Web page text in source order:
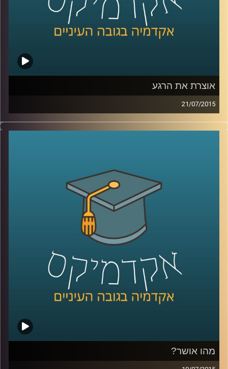
קרדיט תמונות:AudioVersity
אוצרת את הרגע
21/07/2015
איה מירון, אוצרת משנה לאמנות ישראלית
של מוזיאון ישראל שוחחנו על אודות התערוכה
",המתמקדת ביצירה הישראלית
בשנת חניכת המוזיאון, תערוכה שמאפייניה
שונים בתכלית מאופן אוצרותן המקובל של
תערוכות, דבר שיצר תוצר אוצרותי שונה ומרתק.
לכו לבקר!
AudioVersity
מהו אושר?